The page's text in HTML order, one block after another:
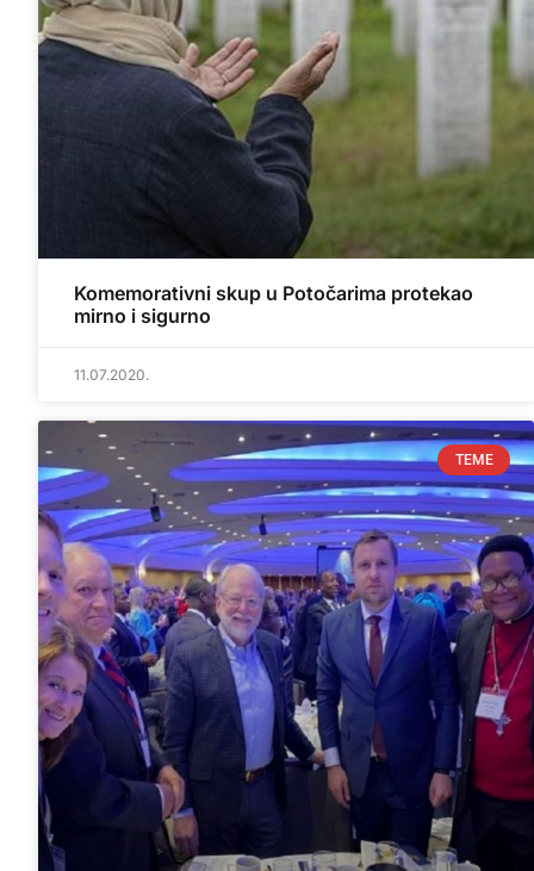
Komemorativni skup u Potočarima protekao
mirno i sigurno
11.07.2020.
TEME